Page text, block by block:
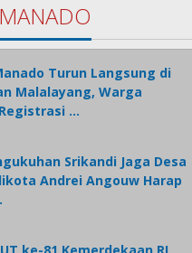
Turun Langsung di
Malalayang, Warga
…
Srikandi Jaga Desa
Andrei Angouw Harap